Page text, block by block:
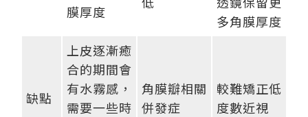
膜厚度
多角膜厚度
缺點
上皮逐漸癒
合的期間會
有水霧感，
需要一些時
角膜瓣相關
併發症
較難矯正低
度數近視